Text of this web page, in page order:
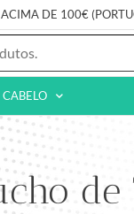
ACIMA DE 100€
CABELO
de